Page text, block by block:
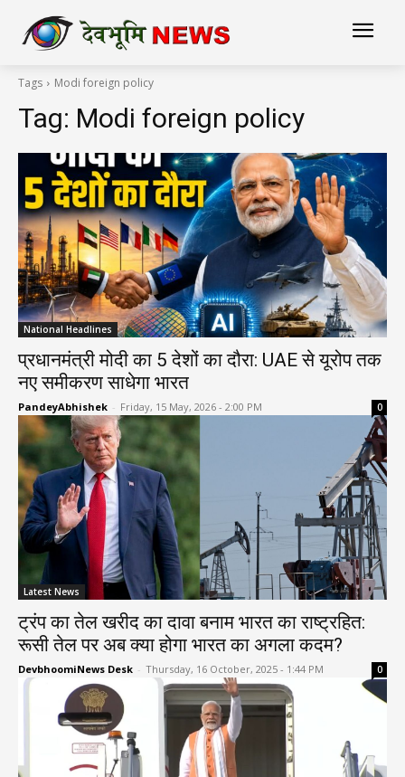
Tags Modi foreign policy
Tag: Modi foreign policy
National Headlines
प्रधानमंत्री मोदी का 5 देशों का दौरा: UAE से यूरोप तक
नए समीकरण साधेगा भारत
PandeyAbhishek - Friday, 15 May, 2026 - 2:00 PM 0
Latest News
ट्रंप का तेल खरीद का दावा बनाम भारत का राष्ट्रहित:
रूसी तेल पर अब क्या होगा भारत का अगला कदम?
DevbhoomiNews Desk - Thursday, 16 October, 2025 - 1:44 PM 0